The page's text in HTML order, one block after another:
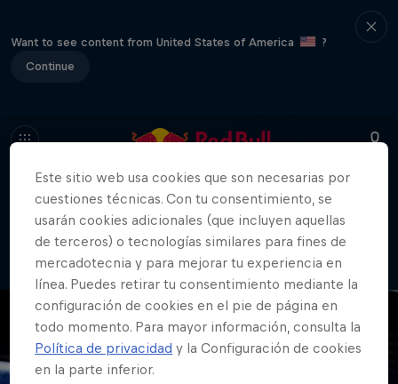
Want to see content from United States of America
?
Continue
404
Vaya. Lo sentimos. ¿Dónde está la
página?
Este sitio web usa cookies que son necesarias por
cuestiones técnicas. Con tu consentimiento, se
usarán cookies adicionales (que incluyen aquellas
de terceros) o tecnologías similares para fines de
mercadotecnia y para mejorar tu experiencia en
línea. Puedes retirar tu consentimiento mediante la
configuración de cookies en el pie de página en
todo momento. Para mayor información, consulta la
Política de privacidad y la Configuración de cookies
en la parte inferior.